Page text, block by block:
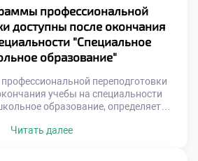
коррекционная работа. Важно
надежный техникум с готовностью
навык. Будущие специалисты […]
профессиональной
доступны после окончания
"Специальное
образование"
переподготовки
учебы на специальности
образование, определяет
Однако мир педагогики
Читать далее